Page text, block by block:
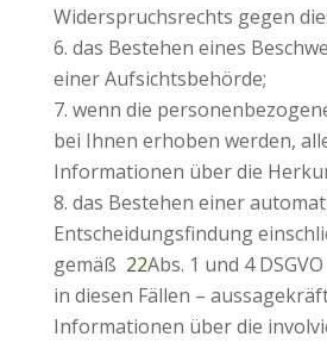
Widerspruchsrechts gegen
das Bestehen eines
einer Aufsichtsbehörde;
wenn die
bei Ihnen erhoben werden,
Informationen über die
das Bestehen einer
Entscheidungsfindung
gemäß 22Abs. 1 und 4
in diesen Fällen –
Informationen über die